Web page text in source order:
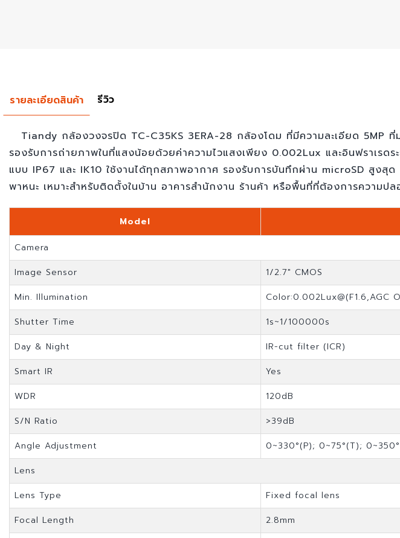
รายละเอียดสินค้า รีวิว
Tiandy กล้องวงจรปิด TC-C35KS 3ERA-28 กล้องโดม ที่มีความละเอียด 5MP
รองรับการถ่ายภาพในที่แสงน้อยด้วยค่าความไวแสงเพียง 0.002Lux และอินฟราเรด
แบบ IP67 และ IK10 ใช้งานได้ทุกสภาพอากาศ รองรับการบันทึกผ่าน microSD สูงสุ
พาหนะ เหมาะสำหรับติดตั้งในบ้าน อาคารสำนักงาน ร้านค้า หรือพื้นที่ที่ต้องการความ
Model
Camera
Image Sensor
1/2.7" CMOS
Min. Illumination
Color:0.002Lux@(F1.6,AGC
Shutter Time
1s~1/100000s
Day & Night
IR-cut filter (ICR)
Smart IR
Yes
WDR
120dB
S/N Ratio
>39dB
Angle Adjustment
0~330°(P); 0~75°(T);
Lens
Lens Type
Fixed focal lens
Focal Length
2.8mm